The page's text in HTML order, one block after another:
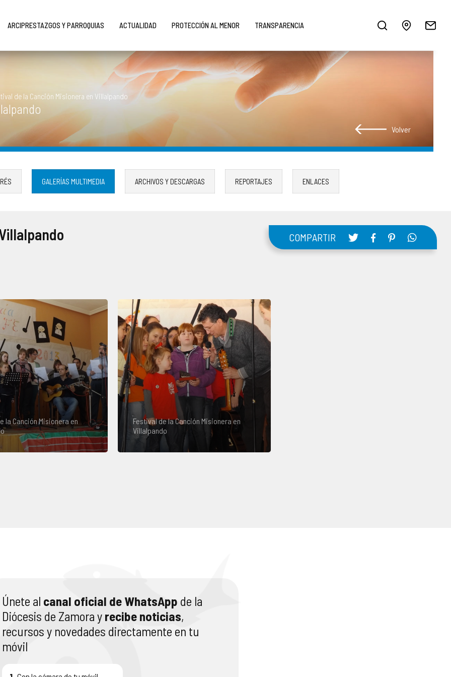
ARCIPRESTAZGOS Y PARROQUIAS ACTUALIDAD PROTECCIÓN AL MENOR TRANSPARENCIA
de la Canción Misionera en Villalpando
Volver
GALERÍAS MULTIMEDIA ARCHIVOS Y DESCARGAS REPORTAJES ENLACES
COMPARTIR
la Canción Misionera en
Festival de la Canción Misionera en
Villalpando
Únete al canal oficial de WhatsApp de la
Diócesis de Zamora y recibe noticias,
recursos y novedades directamente en tu
móvil